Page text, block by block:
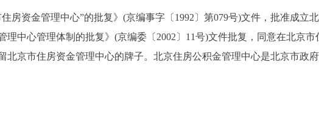
资金管理中心”的批复》(京编事字〔1992〕第079号)文件，批准成立
理中心管理体制的批复》(京编委〔2002〕11号)文件批复，同意在北京
北京市住房资金管理中心的牌子。北京住房公积金管理中心是北京市政